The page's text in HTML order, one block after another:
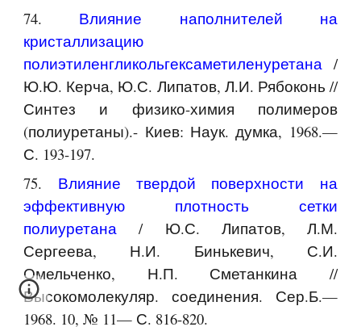
74. Влияние наполнителей на
кристаллизацию
полиэтиленгликольгексаметиленуретана /
Ю.Ю. Керча, Ю.С. Липатов, Л.И. Рябоконь //
Синтез и физико-химия полимеров
(полиуретаны).- Киев: Наук. думка, 1968.—
С. 193-197.
75. Влияние твердой поверхности на
эффективную плотность сетки
полиуретана / Ю.С. Липатов, Л.М.
Сергеева, Н.И. Бинькевич, С.И.
Омельченко, Н.П. Сметанкина //
Высокомолекуляр. соединения. Сер.Б.—
1968. 10, № 11— С. 816-820.